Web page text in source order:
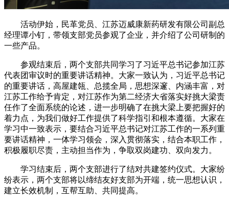
活动伊始，民革党员、江苏迈威康新药研发有限公司副总
经理谭小钉，带领支部党员参观了企业，并介绍了公司研制的
一些产品。
参观结束后，两个支部共同学习了习近平总书记参加江苏
代表团审议时的重要讲话精神。大家一致认为，习近平总书记
的重要讲话，高屋建瓴、总揽全局，思想深邃、内涵丰富，对
江苏工作给予肯定，对江苏作为第二经济大省落实好挑大梁责
任作了全面系统的论述，进一步明确了在挑大梁上要把握好的
着力点，为我们做好工作提供了科学指引和根本遵循。大家在
学习中一致表示，要结合习近平总书记对江苏工作的一系列重
要讲话精神，一体学习领会，深入贯彻落实，结合本职工作，
积极履职尽责，主动担当作为，争取双岗建功、双向发力。
学习结束后，两个支部进行了结对共建签约仪式。大家纷
纷表示，两个支部将以缔结友好支部为开端，统一思想认识，
建立长效机制，互帮互助、共同提高。